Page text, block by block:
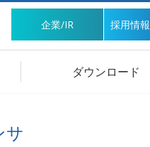
企業/IR 採用情報
ダウンロード
サ